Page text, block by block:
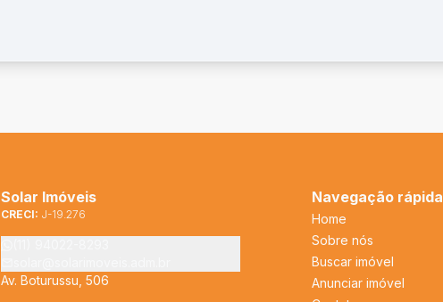
Solar Imóveis
CRECI: J-19.276
Av. Boturussu, 506
Navegação rápida
Home
Sobre nós
Buscar imóvel
Anunciar imóvel